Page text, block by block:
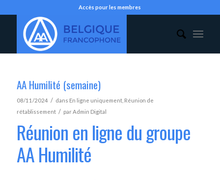
Accès pour les membres
AA Humilité (semaine)
08/11/2024 / dans En ligne uniquement, Réunion de
rétablissement / parAdmin Digital
Réunion en ligne du groupe
AA Humilité